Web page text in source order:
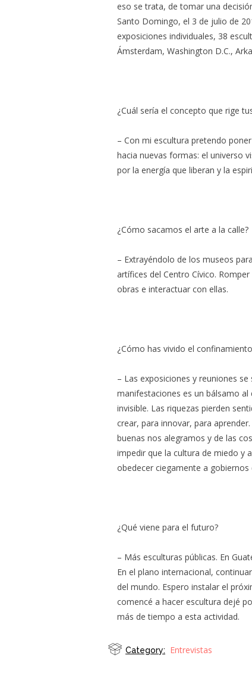
eso se trata, de tomar una
Santo Domingo, el 3 de julio de
exposiciones individuales, 38
Ámsterdam, Washington D.C.,
¿Cuál sería el concepto que rige
– Con mi escultura pretendo
hacia nuevas formas: el universo
por la energía que liberan y la
¿Cómo sacamos el arte a la calle?
– Extrayéndolo de los museos
artífices del Centro Cívico.
obras e interactuar con ellas.
¿Cómo has vivido el
– Las exposiciones y reuniones
manifestaciones es un bálsamo
invisible. Las riquezas pierden
crear, para innovar, para
buenas nos alegramos y de las
impedir que la cultura de miedo y
obedecer ciegamente a gobiernos
¿Qué viene para el futuro?
– Más esculturas públicas. En
En el plano internacional,
del mundo. Espero instalar el
comencé a hacer escultura dejé
más de tiempo a esta actividad.
Category: Entrevistas